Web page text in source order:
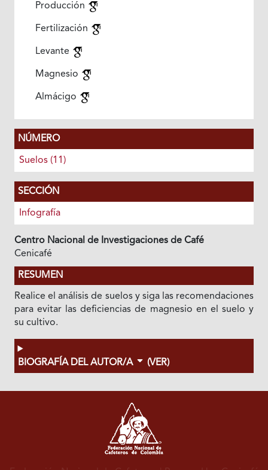
Producción
Fertilización
Levante
Magnesio
Almácigo
NÚMERO
Suelos (11)
SECCIÓN
Infografía
Centro Nacional de Investigaciones de Café
Cenicafé
RESUMEN
Realice el análisis de suelos y siga las recomendaciones
para evitar las deficiencias de magnesio en el suelo y
su cultivo.
BIOGRAFÍA DEL AUTOR/A (VER)